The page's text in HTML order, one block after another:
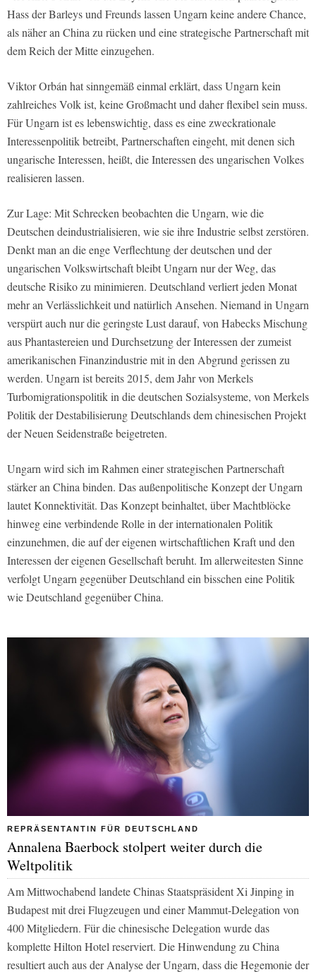
Hass der Barleys und Freunds lassen Ungarn keine andere Chance,
als näher an China zu rücken und eine strategische Partnerschaft mit
dem Reich der Mitte einzugehen.
Viktor Orbán hat sinngemäß einmal erklärt, dass Ungarn kein
zahlreiches Volk ist, keine Großmacht und daher flexibel sein muss.
Für Ungarn ist es lebenswichtig, dass es eine zweckrationale
Interessenpolitik betreibt, Partnerschaften eingeht, mit denen sich
ungarische Interessen, heißt, die Interessen des ungarischen Volkes
realisieren lassen.
Zur Lage: Mit Schrecken beobachten die Ungarn, wie die
Deutschen deindustrialisieren, wie sie ihre Industrie selbst zerstören.
Denkt man an die enge Verflechtung der deutschen und der
ungarischen Volkswirtschaft bleibt Ungarn nur der Weg, das
deutsche Risiko zu minimieren. Deutschland verliert jeden Monat
mehr an Verlässlichkeit und natürlich Ansehen. Niemand in Ungarn
verspürt auch nur die geringste Lust darauf, von Habecks Mischung
aus Phantastereien und Durchsetzung der Interessen der zumeist
amerikanischen Finanzindustrie mit in den Abgrund gerissen zu
werden. Ungarn ist bereits 2015, dem Jahr von Merkels
Turbomigrationspolitik in die deutschen Sozialsysteme, von Merkels
Politik der Destabilisierung Deutschlands dem chinesischen Projekt
der Neuen Seidenstraße beigetreten.
Ungarn wird sich im Rahmen einer strategischen Partnerschaft
stärker an China binden. Das außenpolitische Konzept der Ungarn
lautet Konnektivität. Das Konzept beinhaltet, über Machtblöcke
hinweg eine verbindende Rolle in der internationalen Politik
einzunehmen, die auf der eigenen wirtschaftlichen Kraft und den
Interessen der eigenen Gesellschaft beruht. Im allerweitesten Sinne
verfolgt Ungarn gegenüber Deutschland ein bisschen eine Politik
wie Deutschland gegenüber China.
REPRÄSENTANTIN FÜR DEUTSCHLAND
Annalena Baerbock stolpert weiter durch die
Weltpolitik
Am Mittwochabend landete Chinas Staatspräsident Xi Jinping in
Budapest mit drei Flugzeugen und einer Mammut-Delegation von
400 Mitgliedern. Für die chinesische Delegation wurde das
komplette Hilton Hotel reserviert. Die Hinwendung zu China
resultiert auch aus der Analyse der Ungarn, dass die Hegemonie der